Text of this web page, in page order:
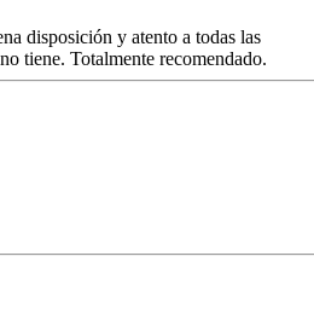
disposición y atento a todas las
tiene. Totalmente recomendado.